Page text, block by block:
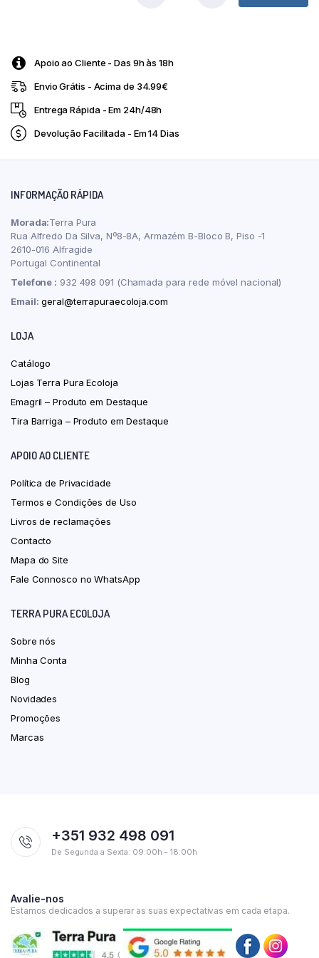
Cápsulas
Now
quantity
Apoio ao Cliente - Das 9h às 18h
Envio Grátis - Acima de 34.99€
Entrega Rápida - Em 24h/48h
Devolução Facilitada - Em 14 Dias
INFORMAÇÃO RÁPIDA
Morada:Terra Pura
Rua Alfredo Da Silva, Nº8-8A, Armazém B-Bloco B, Piso -1
2610-016 Alfragide
Portugal Continental
Telefone : 932 498 091 (Chamada para rede móvel nacional)
Email: geral@terrapuraecoloja.com
LOJA
Catálogo
Lojas Terra Pura Ecoloja
Emagril – Produto em Destaque
Tira Barriga – Produto em Destaque
APOIO AO CLIENTE
Política de Privacidade
Termos e Condições de Uso
Livros de reclamações
Contacto
Mapa do Site
Fale Connosco no WhatsApp
TERRA PURA ECOLOJA
Sobre nós
Minha Conta
Blog
Novidades
Promoções
Marcas
+351 932 498 091
De Segunda a Sexta: 09:00h – 18:00h
Avalie-nos
Estamos dedicados a superar as suas expectativas em cada etapa.